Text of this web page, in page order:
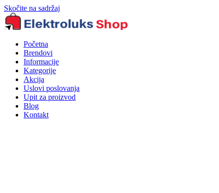
Skočite na sadržaj
Početna
Brendovi
Informacije
Kategorije
Akcija
Uslovi poslovanja
Upit za proizvod
Blog
Kontakt